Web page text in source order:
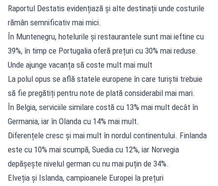
Raportul Destatis evidențiază și alte destinații unde costurile
rămân semnificativ mai mici.
În Muntenegru, hotelurile și restaurantele sunt mai ieftine cu
39%, în timp ce Portugalia oferă prețuri cu 30% mai reduse.
Unde ajunge vacanța să coste mult mai mult
La polul opus se află statele europene în care turiștii trebuie
să fie pregătiți pentru note de plată considerabil mai mari.
În Belgia, serviciile similare costă cu 13% mai mult decât în
Germania, iar în Olanda cu 14% mai mult.
Diferențele cresc și mai mult în nordul continentului. Finlanda
este cu 10% mai scumpă, Suedia cu 12%, iar Norvegia
depășește nivelul german cu nu mai puțin de 34%.
Elveția și Islanda, campioanele Europei la prețuri